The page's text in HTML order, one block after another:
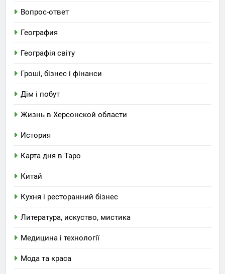
Вопрос-ответ
География
Географія світу
Гроші, бізнес і фінанси
Дім і побут
Жизнь в Херсонской области
История
Карта дня в Таро
Китай
Кухня і ресторанний бізнес
Литература, искуство, мистика
Медицина і технології
Мода та краса